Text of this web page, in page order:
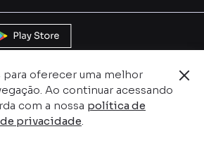
oferecer uma melhor
Ao continuar acessando
com a nossa política de
privacidade.